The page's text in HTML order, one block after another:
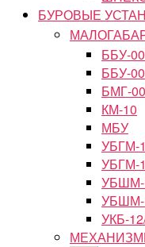
БУРОВЫЕ
ББУ-
ББУ-
БМГ-
КМ-10
МБУ
УБГМ-
УБГМ-
УБШМ-
УБШМ-
УКБ-